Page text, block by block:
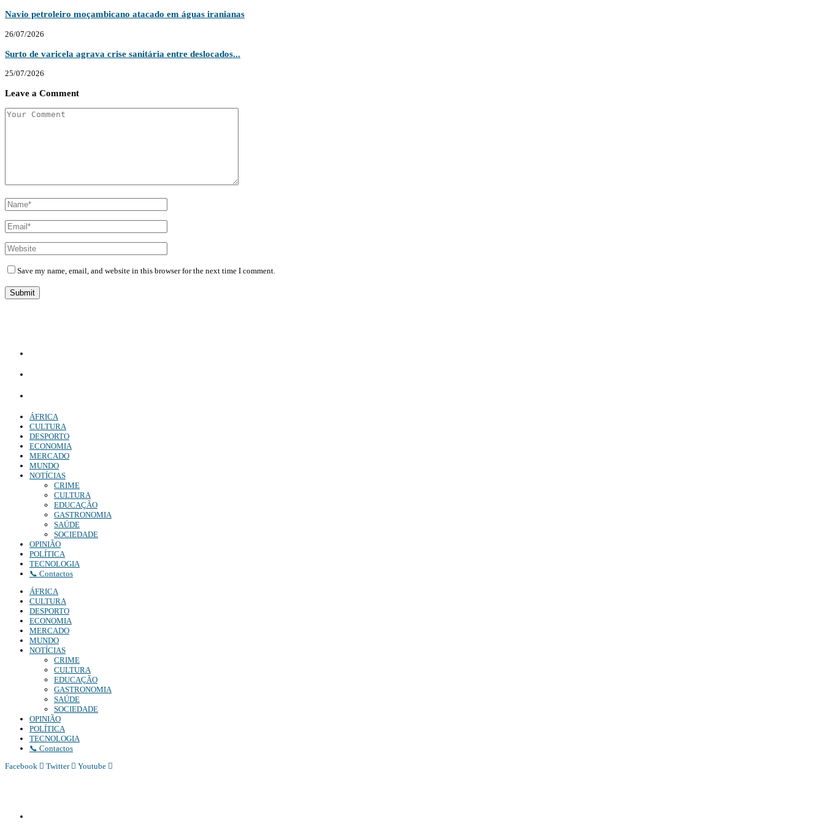
Navio petroleiro moçambicano atacado em águas iranianas
26/07/2026
Surto de varicela agrava crise sanitária entre deslocados...
25/07/2026
Leave a Comment
Save my name, email, and website in this browser for the next time I comment.
ÁFRICA
CULTURA
DESPORTO
ECONOMIA
MERCADO
MUNDO
NOTÍCIAS
CRIME
CULTURA
EDUCAÇÃO
GASTRONOMIA
SAÚDE
SOCIEDADE
OPINIÃO
POLÍTICA
TECNOLOGIA
📞 Contactos
ÁFRICA
CULTURA
DESPORTO
ECONOMIA
MERCADO
MUNDO
NOTÍCIAS
CRIME
CULTURA
EDUCAÇÃO
GASTRONOMIA
SAÚDE
SOCIEDADE
OPINIÃO
POLÍTICA
TECNOLOGIA
📞 Contactos
Facebook
Twitter Youtube